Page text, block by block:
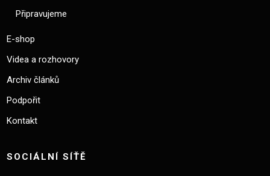
Připravujeme
E-shop
Videa a rozhovory
Archiv článků
Podpořit
Kontakt
SOCIÁLNÍ SÍŤĚ